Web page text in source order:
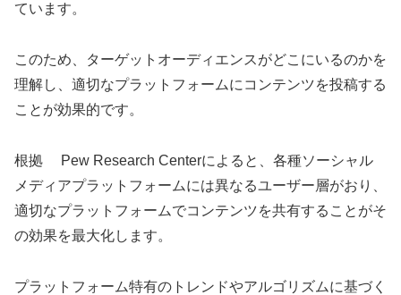
ています。
このため、ターゲットオーディエンスがどこにいるのかを
理解し、適切なプラットフォームにコンテンツを投稿する
ことが効果的です。
根拠 Pew Research Centerによると、各種ソーシャル
メディアプラットフォームには異なるユーザー層がおり、
適切なプラットフォームでコンテンツを共有することがそ
の効果を最大化します。
プラットフォーム特有のトレンドやアルゴリズムに基づく